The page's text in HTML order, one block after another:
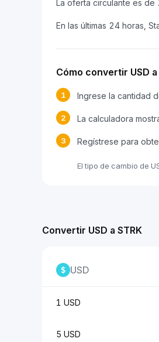
La oferta circulante es de
En las últimas 24 horas,
Cómo convertir USD a
1 Ingrese la cantidad
2 La calculadora
3 Regístrese para
El tipo de cambio de
Convertir USD a STRK
USD
1 USD
5 USD